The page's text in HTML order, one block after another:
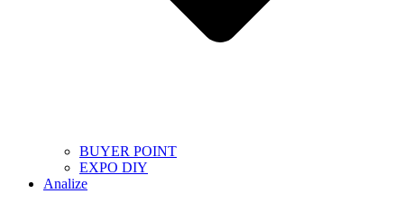
BUYER POINT
EXPO DIY
Analize